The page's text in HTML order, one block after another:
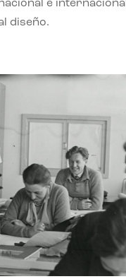
e internacional
diseño.